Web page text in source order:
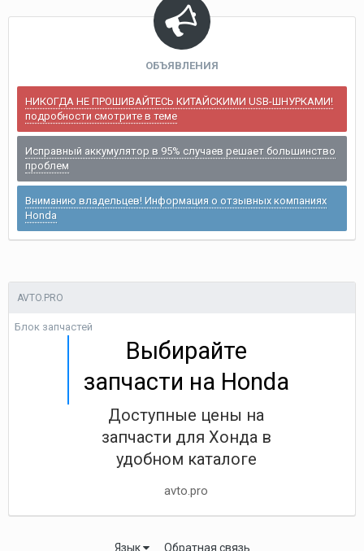
ОБЪЯВЛЕНИЯ
НИКОГДА НЕ ПРОШИВАЙТЕСЬ КИТАЙСКИМИ USB-ШНУРКАМИ!
подробности смотрите в теме
Исправный аккумулятор в 95% случаев решает большинство
проблем
Вниманию владельцев! Информация о отзывных компаниях
Honda
AVTO.PRO
Блок запчастей
Выбирайте
запчасти на Honda
Доступные цены на
запчасти для Хонда в
удобном каталоге
avto.pro
Язык Обратная связь